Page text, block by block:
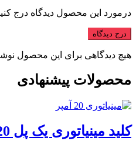
درمورد این محصول دیدگاه درج
درج دیدگاه
هیچ دیدگاهی برای این محصول
محصولات پیشنهادی
کلید مینیاتوری یک پل 20 آمپر دنا الکتریک